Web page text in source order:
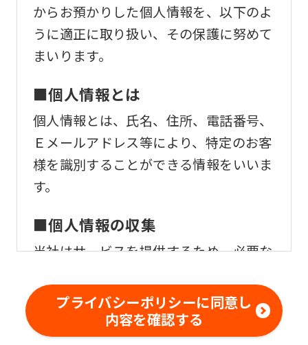
からお預かりした個人情報を、以下のよ
うに適正に取り扱い、その保護に努めて
まいります。
■個人情報とは
個人情報とは、氏名、住所、電話番号、
Ｅメールアドレス等により、特定のお客
様を識別することができる情報をいいま
す。
■個人情報の収集
当社はサービスを提供するため、必要な
客様の個人情報を収集いたします。
■個人情報の利用
プライバシーポリシーに同意し
内容を確認する